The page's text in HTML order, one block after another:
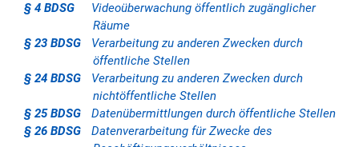
§ 4 BDSG
Videoüberwachung öffentlich zugänglicher
Räume
§ 23 BDSG
Verarbeitung zu anderen Zwecken durch
öffentliche Stellen
§ 24 BDSG
Verarbeitung zu anderen Zwecken durch
nichtöffentliche Stellen
§ 25 BDSG
Datenübermittlungen durch öffentliche Stellen
§ 26 BDSG
Datenverarbeitung für Zwecke des